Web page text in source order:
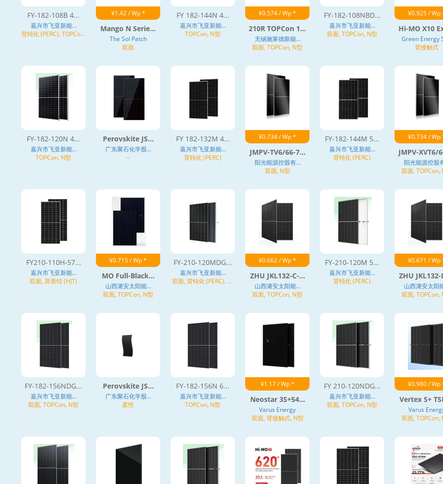
FY-182-108B 4...
嘉兴市飞亚新能...
背钝化 (PERC), TOPCon,
¥1.42 / Wp *
Mango N Serie...
The Sol Patch
双面
FY 182-144N 4...
嘉兴市飞亚新能...
TOPCon, N型
¥0.574 / Wp *
210R TOPCon 1...
无锡施莱德新能...
双面, TOPCon, N型
FY-182-108NBD...
嘉兴市飞亚新能...
双面, TOPCon, N型
¥0.925 / Wp
Hi-MO X10
Green Energy
背接触式
FY-182-120N 4...
嘉兴市飞亚新能...
TOPCon, N型
Perovskite JS...
广东聚石化学股...
--
FY 182-132M 4...
嘉兴市飞亚新能...
背钝化 (PERC)
¥0.734 / Wp *
JMPV-TV6/66-7...
阳光能源控股有...
双面, N型
FY-182-144M 5...
嘉兴市飞亚新能...
背钝化 (PERC)
¥0.734 / Wp
JMPV-XVT6/
阳光能源控股
双面, TOPCon,
FY210-110H-57...
嘉兴市飞亚新能...
双面, 异质结 (HJT)
¥0.715 / Wp *
MO Full-Black...
山西潞安太阳能...
双面, TOPCon, N型
FY-210-120MDG...
嘉兴市飞亚新能...
双面, 背钝化 (PERC), 异
¥0.662 / Wp *
ZHU JKL132-C-...
山西潞安太阳能...
双面, TOPCon, N型
FY-210-120M 5...
嘉兴市飞亚新能...
背钝化 (PERC)
¥0.671 / Wp
ZHU JKL132-
山西潞安太阳
双面, TOPCon,
FY-182-156NDG...
嘉兴市飞亚新能...
双面, TOPCon, N型
Perovskite JS...
广东聚石化学股...
柔性
FY-182-156N 6...
嘉兴市飞亚新能...
TOPCon, N型
¥1.17 / Wp *
Neostar 3S+54...
Varus Energy
双面, 背接触式, N型
FY 210-120NDG...
嘉兴市飞亚新能...
双面, TOPCon, N型
¥0.980 / Wp
Vertex S+
Varus
双面, TOPCon,